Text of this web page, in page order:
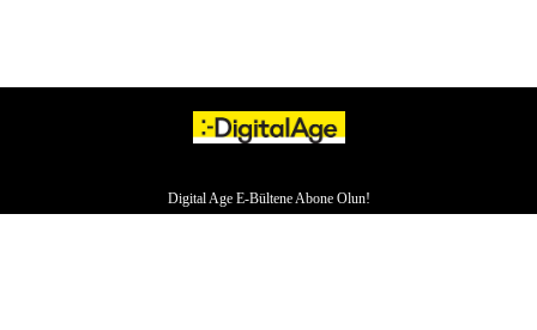
Digital Age E-Bültene Abone Olun!